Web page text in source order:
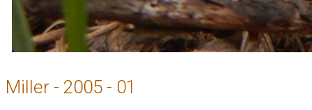
Miller - 2005 - 01